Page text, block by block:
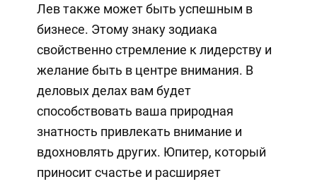
Лев также может быть успешным в
бизнесе. Этому знаку зодиака
свойственно стремление к лидерству и
желание быть в центре внимания. В
деловых делах вам будет
способствовать ваша природная
знатность привлекать внимание и
вдохновлять других. Юпитер, который
приносит счастье и расширяет